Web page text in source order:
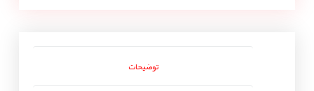
توضیحات